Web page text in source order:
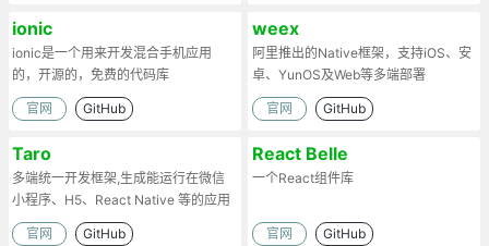
ionic
ionic是一个用来开发混合手机应用
的，开源的，免费的代码库
官网 GitHub
weex
阿里推出的Native框架，支持iOS、安
卓、YunOS及Web等多端部署
官网 GitHub
Taro
多端统一开发框架,生成能运行在微信
小程序、H5、React Native 等的应用
官网 GitHub
React Belle
一个React组件库
官网 GitHub